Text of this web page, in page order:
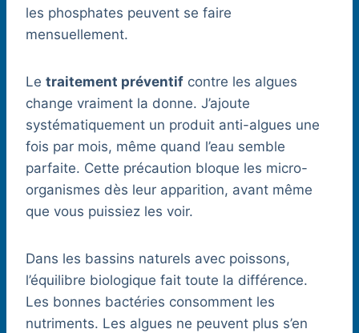
les phosphates peuvent se faire
mensuellement.
Le traitement préventif contre les algues
change vraiment la donne. J’ajoute
systématiquement un produit anti-algues une
fois par mois, même quand l’eau semble
parfaite. Cette précaution bloque les micro-
organismes dès leur apparition, avant même
que vous puissiez les voir.
Dans les bassins naturels avec poissons,
l’équilibre biologique fait toute la différence.
Les bonnes bactéries consomment les
nutriments. Les algues ne peuvent plus s’en